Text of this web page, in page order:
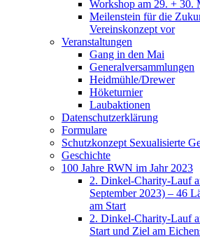
Workshop am 29. + 30.
Meilenstein für die
Vereinskonzept vor
Veranstaltungen
Gang in den Mai
Generalversammlungen
Heidmühle/Drewer
Höketurnier
Laubaktionen
Datenschutzerklärung
Formulare
Schutzkonzept Sexualisierte
Geschichte
100 Jahre RWN im Jahr 2023
2. Dinkel-Charity-Lauf
September 2023) – 46
am Start
2. Dinkel-Charity-Lauf
Start und Ziel am